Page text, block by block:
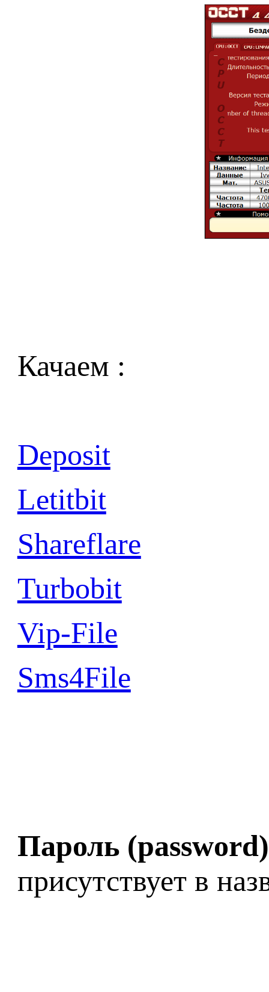
Качаем :
Deposit
Letitbit
Shareflare
Turbobit
Vip-File
Sms4File
Пароль (password)
присутствует в